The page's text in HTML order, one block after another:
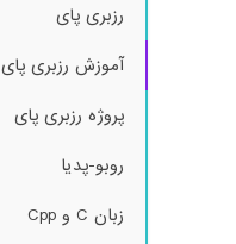
رزبری پای
آموزش رزبری پای
پروژه رزبری پای
روبو-پدیا
زبان C و Cpp